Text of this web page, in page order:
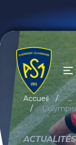
Accueil
...
ACTUALITÉS